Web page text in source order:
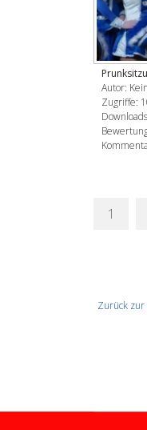
Autor:
Zugriffe:
1
Zurück